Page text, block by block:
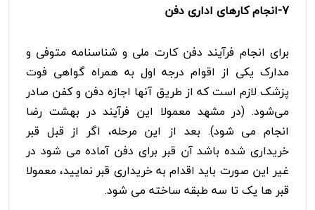
7- انجام کارهای اداری دفن
برای انجام فرآیند دفن کارت ملی و شناسنامه متوفی و
مدارک یکی از اقوام درجه اول به همراه گواهی فوت
پزشک لازم است که از طریق آنها اجازه دفن و کفن صادر
می‌شود. (در مشهد معمولا این فرآیند در بهشت رضا
انجام می شود). بعد از این مرحله، اگر از قبل قبر
خریداری ‌شده باشد آن قبر برای دفن آماده می شود در
غیر این صورت باید اقدام به خریداری قبر نمایید، معمولا
قبر ها یک تا سه طبقه ساخته می شود.